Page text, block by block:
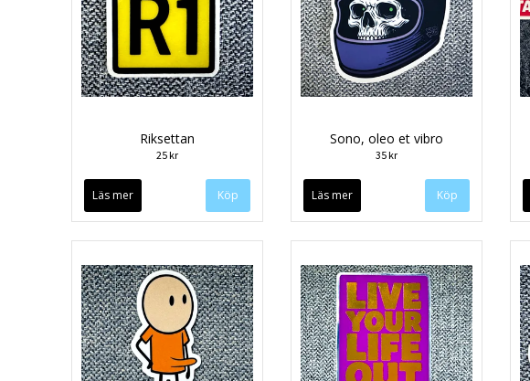
Riksettan
25 kr
Läs mer
Sono, oleo et vibro
35 kr
Läs mer